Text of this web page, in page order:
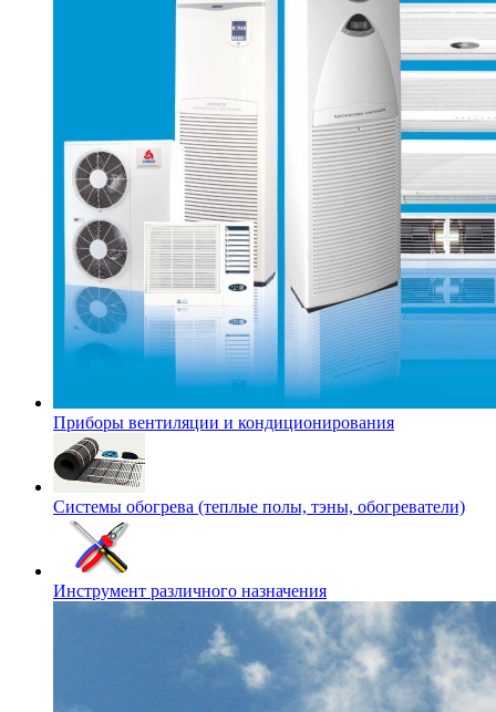
Приборы вентиляции и кондиционирования
Системы обогрева (теплые полы, тэны, обогреватели)
Инструмент различного назначения